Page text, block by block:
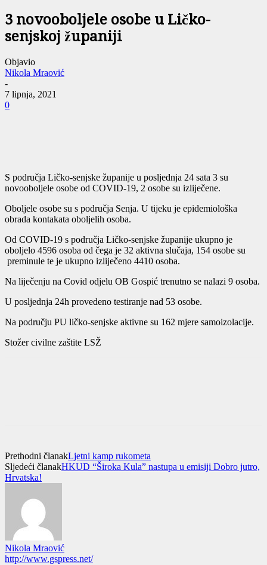
3 novooboljele osobe u Ličko-
senjskoj županiji
Objavio
Nikola Mraović
-
7 lipnja, 2021
0
S područja Ličko-senjske županije u posljednja 24 sata 3 su
novooboljele osobe od COVID-19, 2 osobe su izliječene.
Oboljele osobe su s područja Senja. U tijeku je epidemiološka
obrada kontakata oboljelih osoba.
Od COVID-19 s područja Ličko-senjske županije ukupno je
oboljelo 4596 osoba od čega je 32 aktivna slučaja, 154 osobe su
preminule te je ukupno izliječeno 4410 osoba.
Na liječenju na Covid odjelu OB Gospić trenutno se nalazi 9 osoba.
U posljednja 24h provedeno testiranje nad 53 osobe.
Na području PU ličko-senjske aktivne su 162 mjere samoizolacije.
Stožer civilne zaštite LSŽ
Prethodni članakLjetni kamp rukometa
Sljedeći članakHKUD “Široka Kula” nastupa u emisiji Dobro jutro,
Hrvatska!
Nikola Mraović
http://www.gspress.net/